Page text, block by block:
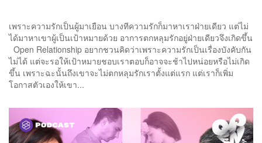
เพราะความรักเป็นผู้มาเยือน บางทีความรักก็มาหาเราฝ่ายเดียว แต่ไม่
ได้มาหาเขาผู้เป็นเป้าหมายด้วย อาการตกหลุมรักอยู่ฝ่ายเดียวจึงเกิดขึ้น
Open Relationship อยากชวนคิดว่าเพราะความรักเป็นเรื่องบังคับกัน
ไม่ได้ แต่จะรอให้เป้าหมายชอบเราตอบก็อาจจะช้าไปหน่อยหรือไม่เกิด
ขึ้น เพราะฉะนั้นถึงเขาจะไม่ตกหลุมรักเราตั้งแต่แรก แต่เราก็เพิ่ม
โอกาสตัวเองให้เขา...